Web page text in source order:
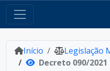
Início Legislação
Decreto 090/2021